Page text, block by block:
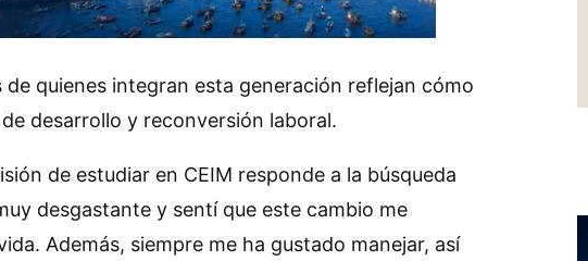
quienes integran esta generación reflejan cómo
desarrollo y reconversión laboral.
de estudiar en CEIM responde a la búsqueda
desgastante y sentí que este cambio me
Además, siempre me ha gustado manejar, así